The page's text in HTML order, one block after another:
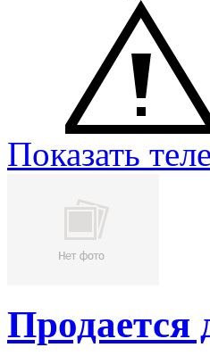
Показать
Продается